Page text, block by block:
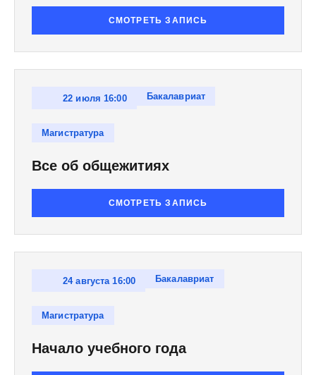
СМОТРЕТЬ ЗАПИСЬ
22 июля 16:00 Бакалавриат
Магистратура
Все об общежитиях
СМОТРЕТЬ ЗАПИСЬ
24 августа 16:00 Бакалавриат
Магистратура
Начало учебного года
Миссия (не) выполнима?
против страха поступить
Питерской Вышки
поступлении и учебе в
Слышали много мифов
вопросы по системе
заключением договора
Убедителсь на